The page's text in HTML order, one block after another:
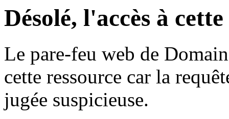
Désolé, l'accès à
Le pare-feu web de
cette ressource car la
jugée suspicieuse.